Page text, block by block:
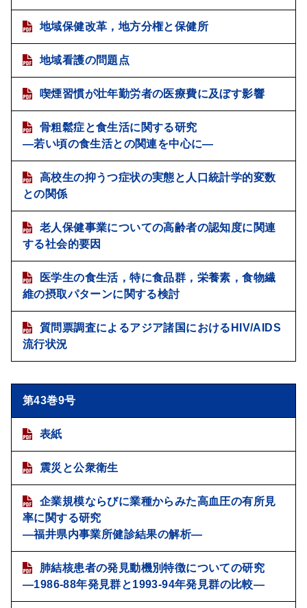
地域保健改革，地方分権と保健所
地域看護の問題点
喫煙習慣が壮年勤労者の医療費に及ぼす影響
骨粗鬆症と食生活に関する研究
―若い頃の食生活との関連を中心に―
高校生の抑うつ症状の実態と人口統計学的変数
との関係
老人保健事業についての高齢者の認知度に関連
する社会的要因
医学生の食生活，特に食品群，栄養素，食物繊
維の摂取パターンに関する検討
質問票調査によるアジア諸国におけるHIV/AIDS
流行状況
第43巻9号
表紙
震災と公衆衛生
企業規模ならびに業種からみた高血圧の有所見
率に関する研究
―福井県内事業所健診結果の解析―
肺結核患者の発見動機別特徴についての研究
―1986-88年発見群と1993-94年発見群の比較―